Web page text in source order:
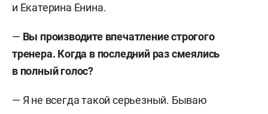
и Екатерина Енина.
— Вы производите впечатление строгого
тренера. Когда в последний раз смеялись
в полный голос?
— Я не всегда такой серьезный. Бываю